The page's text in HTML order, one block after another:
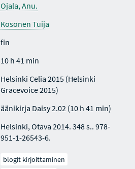
Ojala, Anu.
Kosonen Tuija
fin
10 h 41 min
Helsinki Celia 2015 (Helsinki
Gracevoice 2015)
äänikirja Daisy 2.02 (10 h 41 min)
Helsinki, Otava 2014. 348 s.. 978-
951-1-26543-6.
blogit kirjoittaminen